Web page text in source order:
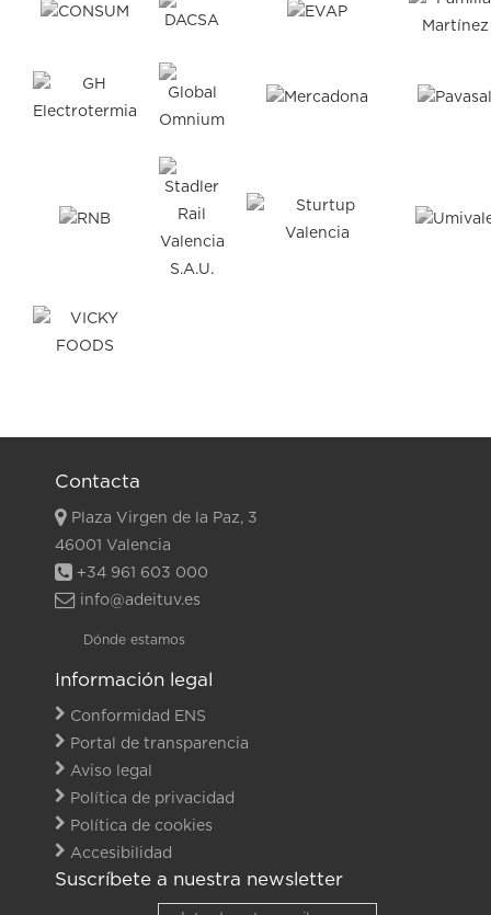
Contacta
Plaza Virgen de la Paz, 3
46001 Valencia
+34 961 603 000
info@adeituv.es
Dónde estamos
Información legal
Conformidad ENS
Portal de transparencia
Aviso legal
Política de privacidad
Política de cookies
Accesibilidad
Suscríbete a nuestra newsletter